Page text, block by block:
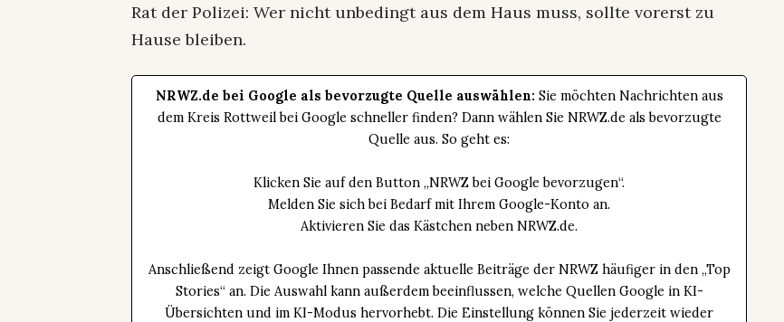
Rat der Polizei: Wer nicht unbedingt aus dem Haus muss, sollte vorerst zu
Hause bleiben.
NRWZ.de bei Google als bevorzugte Quelle auswählen: Sie möchten Nachrichten aus
dem Kreis Rottweil bei Google schneller finden? Dann wählen Sie NRWZ.de als bevorzugte
Quelle aus. So geht es:
Klicken Sie auf den Button „NRWZ bei Google bevorzugen“.
Melden Sie sich bei Bedarf mit Ihrem Google-Konto an.
Aktivieren Sie das Kästchen neben NRWZ.de.
Anschließend zeigt Google Ihnen passende aktuelle Beiträge der NRWZ häufiger in den „Top
Stories“ an. Die Auswahl kann außerdem beeinflussen, welche Quellen Google in KI-
Übersichten und im KI-Modus hervorhebt. Die Einstellung können Sie jederzeit wieder